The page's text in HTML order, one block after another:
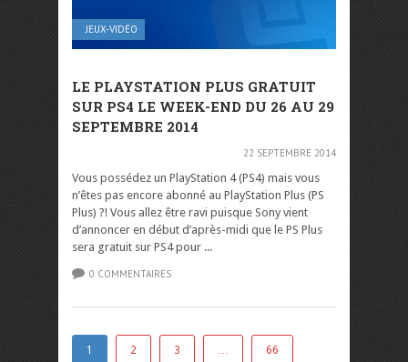
JEUX-VIDÉO
LE PLAYSTATION PLUS GRATUIT
SUR PS4 LE WEEK-END DU 26 AU 29
SEPTEMBRE 2014
22 SEPTEMBRE 2014
Vous possédez un PlayStation 4 (PS4) mais vous
n’êtes pas encore abonné au PlayStation Plus (PS
Plus) ?! Vous allez être ravi puisque Sony vient
d’annoncer en début d’après-midi que le PS Plus
sera gratuit sur PS4 pour ...
0 COMMENTAIRES
1 2 3 … 66